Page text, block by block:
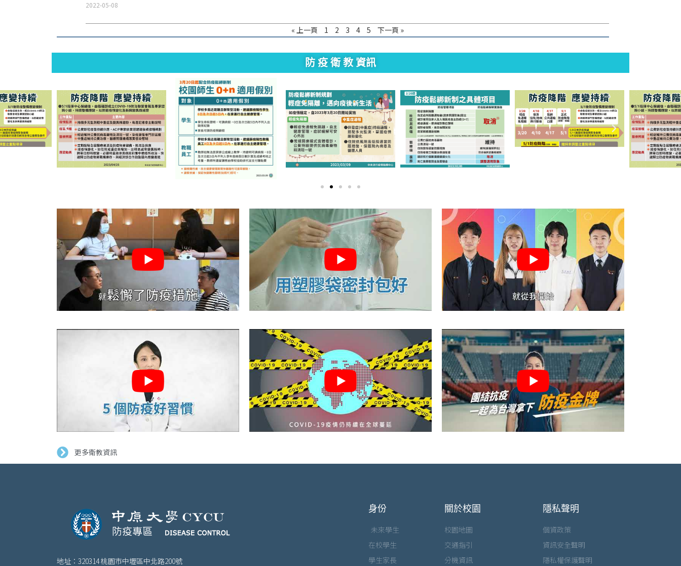
2022-05-08
« 上一頁 1 2 3 4 5 下一頁 »
防 疫 衛 教 資訊
更多衛教資訊
地址：320314 桃園市中壢區中北路200號
身份
未來學生
在校學生
學生家長
關於校園
校園地圖
交通指引
分機資訊
隱私聲明
個資政策
資訊安全聲明
隱私權保護聲明